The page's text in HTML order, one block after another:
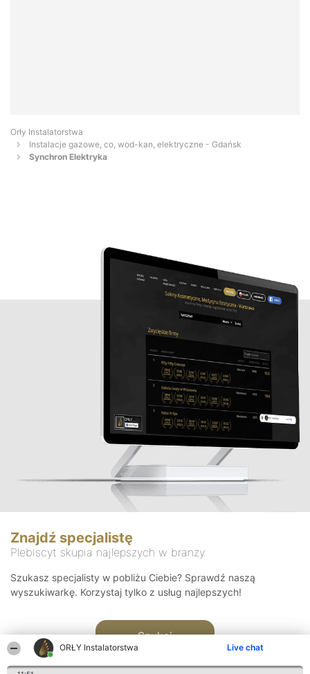
ORŁY Instalatorstwa Live chat
Orły Instalatorstwa
Instalacje gazowe, co, wod-kan, elektryczne - Gdańsk
Synchron Elektryka
Znajdź specjalistę
Plebiscyt skupia najlepszych w branży
Szukasz specjalisty w pobliżu Ciebie? Sprawdź naszą
wyszukiwarkę. Korzystaj tylko z usług najlepszych!
Szukaj